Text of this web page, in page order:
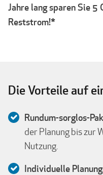
Jahre lang sparen Sie 5
Reststrom!*
Die Vorteile auf
Rundum-sorglos-
der Planung bis zur
Nutzung.
Individuelle